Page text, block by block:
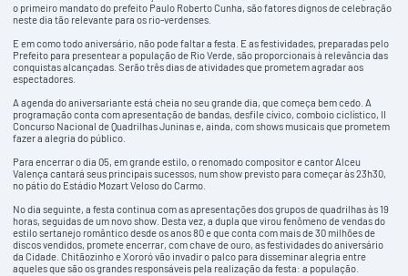
o primeiro mandato do prefeito Paulo Roberto Cunha, são fatores dignos de celebração
neste dia tão relevante para os rio-verdenses.
E em como todo aniversário, não pode faltar a festa. E as festividades, preparadas pelo
Prefeito para presentear a população de Rio Verde, são proporcionais à relevância das
conquistas alcançadas. Serão três dias de atividades que prometem agradar aos
espectadores.
A agenda do aniversariante está cheia no seu grande dia, que começa bem cedo. A
programação conta com apresentação de bandas, desfile cívico, comboio ciclístico, II
Concurso Nacional de Quadrilhas Juninas e, ainda, com shows musicais que prometem
fazer a alegria do público.
Para encerrar o dia 05, em grande estilo, o renomado compositor e cantor Alceu
Valença cantará seus principais sucessos, num show previsto para começar às 23h30,
no pátio do Estádio Mozart Veloso do Carmo.
No dia seguinte, a festa continua com as apresentações dos grupos de quadrilhas às 19
horas, seguidas de um novo show. Desta vez, a dupla que virou fenômeno de vendas do
estilo sertanejo romântico desde os anos 80 e que conta com mais de 30 milhões de
discos vendidos, promete encerrar, com chave de ouro, as festividades do aniversário
da Cidade. Chitãozinho e Xororó vão invadir o palco para disseminar alegria entre
aqueles que são os grandes responsáveis pela realização da festa: a população.